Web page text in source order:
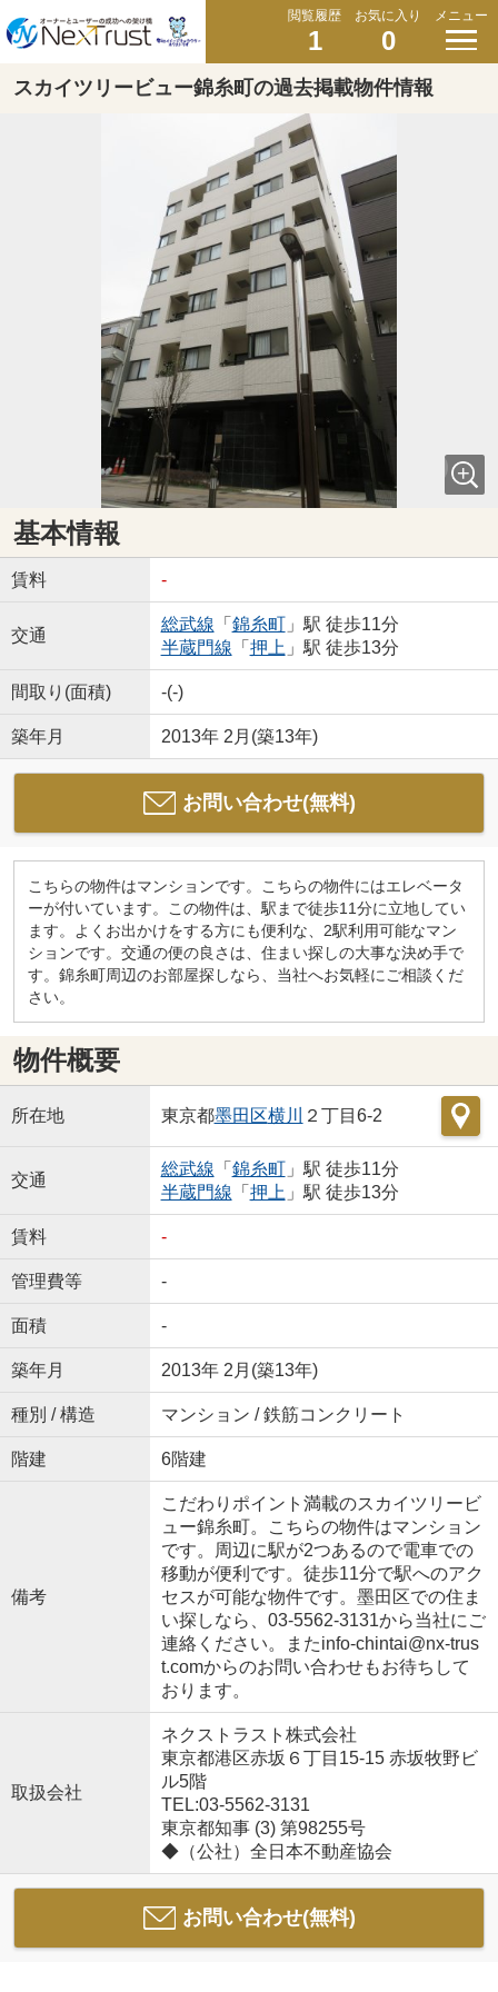
閲覧履歴
1
お気に入り
0
メニュー
スカイツリービュー錦糸町の過去掲載物件情報
基本情報
賃料 -
交通
総武線 「 錦糸町」駅 徒歩11分
半蔵門線 「 押上 」駅 徒歩13分
間取り(面積) -(-)
築年月 2013年 2月(築13年)
お問い合わせ(無料)
こちらの物件はマンションです。こちらの物件にはエレベータ
ーが付いています。この物件は、駅まで徒歩11分に立地してい
ます。よくお出かけをする方にも便利な、2駅利用可能なマン
ションです。交通の便の良さは、住まい探しの大事な決め手で
す。錦糸町周辺のお部屋探しなら、当社へお気軽にご相談くだ
さい。
物件概要
所在地 東京都墨田区横川 ２丁目6-2
交通
総武線 「 錦糸町」駅 徒歩11分
半蔵門線 「 押上 」駅 徒歩13分
賃料 -
管理費等 -
面積 -
築年月 2013年 2月(築13年)
種別 / 構造 マンション / 鉄筋コンクリート
階建 6階建
備考
こだわりポイント満載のスカイツリービ
ュー錦糸町。こちらの物件はマンション
です。周辺に駅が2つあるので電車での
移動が便利です。徒歩11分で駅へのアク
セスが可能な物件です。墨田区での住ま
い探しなら、03-5562-3131から当社にご
連絡ください。またinfo-chintai@nx-trus
t.comからのお問い合わせもお待ちして
おります。
取扱会社
ネクストラスト株式会社
東京都港区赤坂６丁目15-15 赤坂牧野ビ
ル5階
TEL:03-5562-3131
東京都知事 (3) 第98255号
◆（公社）全日本不動産協会
お問い合わせ(無料)